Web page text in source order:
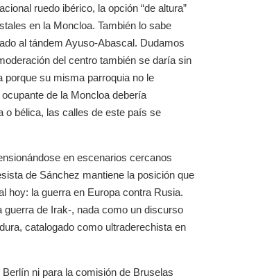
ruedo ibérico, la opción “de altura”
en la Moncloa. También lo sabe
al tándem Ayuso-Abascal. Dudamos
del centro también se daría sin
porque su misma parroquia no le
de la Moncloa debería
o bélica, las calles de este país se
en escenarios cercanos
de Sánchez mantiene la posición que
hoy: la guerra en Europa contra Rusia.
guerra de Irak-, nada como un discurso
catalogado como ultraderechista en
ni para la comisión de Bruselas